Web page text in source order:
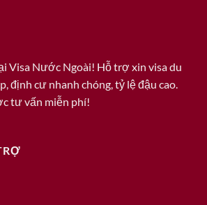
Visa Nước Ngoài! Hỗ trợ xin visa du
định cư nhanh chóng, tỷ lệ đậu cao.
tư vấn miễn phí!